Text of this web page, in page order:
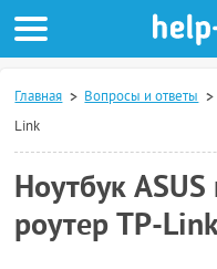
Главная Вопросы и ответы
Link
Ноутбук
роутер TP-